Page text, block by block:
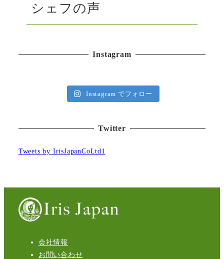
シェフの声
Instagram
Instagram でフォロー
Twitter
Tweets by IrisJapanCoLtd1
会社情報
お問い合わせ